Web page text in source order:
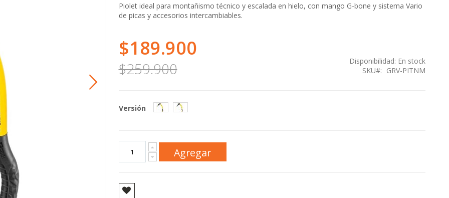
Piolet ideal para montañismo técnico y escalada en hielo, con mango G-bone y sistema Vario
de picas y accesorios intercambiables.
$189.900
$259.900 Disponibilidad: En stock
SKU
GRV-PITNM
Versión
Agregar